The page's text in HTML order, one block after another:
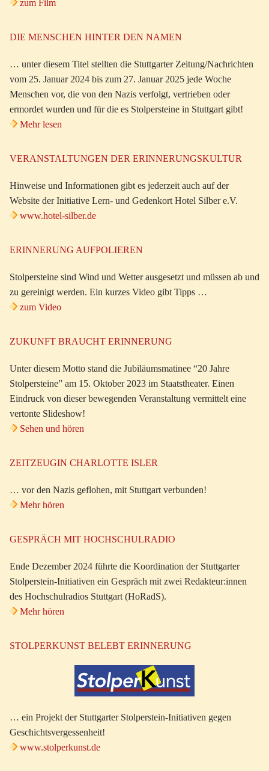
zum Film
DIE MENSCHEN HINTER DEN NAMEN
… unter diesem Titel stellten die Stuttgarter Zeitung/Nachrichten
vom 25. Januar 2024 bis zum 27. Januar 2025 jede Woche
Menschen vor, die von den Nazis verfolgt, vertrieben oder
ermordet wurden und für die es Stolpersteine in Stuttgart gibt!
Mehr lesen
VERANSTALTUNGEN DER ERINNERUNGSKULTUR
Hinweise und Informationen gibt es jederzeit auch auf der
Website der Initiative Lern- und Gedenkort Hotel Silber e.V.
www.hotel-silber.de
ERINNERUNG AUFPOLIEREN
Stolpersteine sind Wind und Wetter ausgesetzt und müssen ab und
zu gereinigt werden. Ein kurzes Video gibt Tipps …
zum Video
ZUKUNFT BRAUCHT ERINNERUNG
Unter diesem Motto stand die Jubiläumsmatinee “20 Jahre
Stolpersteine” am 15. Oktober 2023 im Staatstheater. Einen
Eindruck von dieser bewegenden Veranstaltung vermittelt eine
vertonte Slideshow!
Sehen und hören
ZEITZEUGIN CHARLOTTE ISLER
… vor den Nazis geflohen, mit Stuttgart verbunden!
Mehr hören
GESPRÄCH MIT HOCHSCHULRADIO
Ende Dezember 2024 führte die Koordination der Stuttgarter
Stolperstein-Initiativen ein Gespräch mit zwei Redakteur:innen
des Hochschulradios Stuttgart (HoRadS).
Mehr hören
STOLPERKUNST BELEBT ERINNERUNG
… ein Projekt der Stuttgarter Stolperstein-Initiativen gegen
Geschichtsvergessenheit!
www.stolperkunst.de